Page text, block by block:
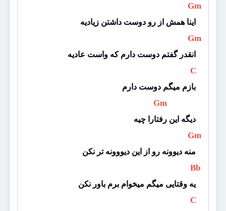
Gm
اینا همش از رو دوست داشتن زیادیه
Gm
انقدر گفتم دوست دارم که واست عادیه
C
بازم میگم دوست دارم
Gm
دیگه این رفتارا چیه
Gm
منه دیوونه رو از این دیووونه تر نکن
Bb
یه وقتایی میگم میخوام برم باور نکن
C